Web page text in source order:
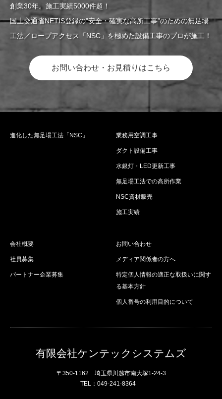
創業30年。施工実績5000件超！
国土交通省NETIS登録の”安全・確実な高所工事”のための無足場
工法／ロープアクセス「NSC」を極めた設備工事のプロが施工！
お問い合わせ・お見積りはこちら
進化した無足場工法「NSC」 業務用空調工事
ダクト設備工事
水銀灯・LED更新工事
無足場工法での高所作業
NSC資材販売
施工実績
会社概要
社員募集
パートナー企業募集
お問い合わせ
メディア関係者の方へ
特定個人情報の適正な取扱いに関す
る基本方針
個人番号の利用目的について
有限会社ケンテックシステムズ
〒350-1162 埼玉県川越市南大塚1-24-3
TEL：049-241-8364